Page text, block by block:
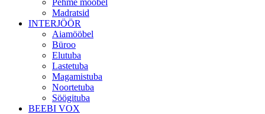
Madratsid
INTERJÖÖR
Aiamööbel
Büroo
Elutuba
Lastetuba
Magamistuba
Noortetuba
Söögituba
BEEBI VOX